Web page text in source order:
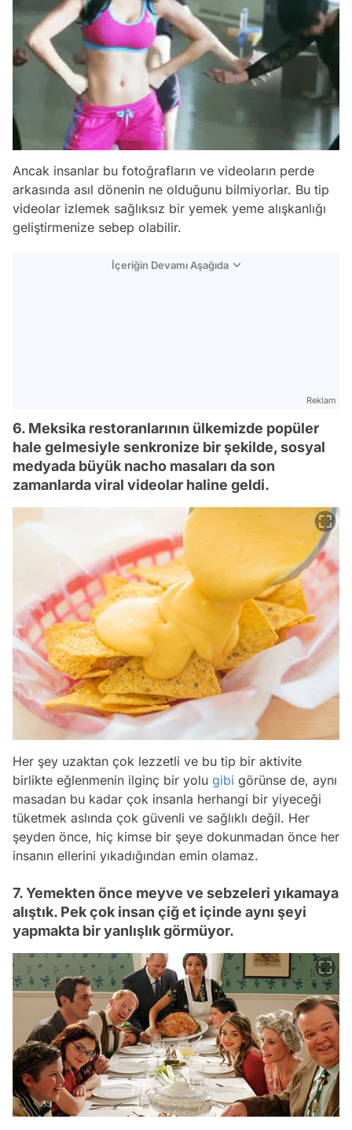
Ancak insanlar bu fotoğrafların ve videoların perde
arkasında asıl dönenin ne olduğunu bilmiyorlar. Bu tip
videolar izlemek sağlıksız bir yemek yeme alışkanlığı
geliştirmenize sebep olabilir.
İçeriğin Devamı Aşağıda
Reklam
6. Meksika restoranlarının ülkemizde popüler
hale gelmesiyle senkronize bir şekilde, sosyal
medyada büyük nacho masaları da son
zamanlarda viral videolar haline geldi.
Her şey uzaktan çok lezzetli ve bu tip bir aktivite
birlikte eğlenmenin ilginç bir yolu gibi görünse de, aynı
masadan bu kadar çok insanla herhangi bir yiyeceği
tüketmek aslında çok güvenli ve sağlıklı değil. Her
şeyden önce, hiç kimse bir şeye dokunmadan önce her
insanın ellerini yıkadığından emin olamaz.
7. Yemekten önce meyve ve sebzeleri yıkamaya
alıştık. Pek çok insan çiğ et içinde aynı şeyi
yapmakta bir yanlışlık görmüyor.